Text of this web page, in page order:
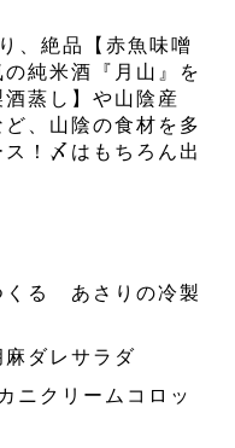
、絶品【赤魚味噌
純米酒『月山』を
蒸し】や山陰産
ど、山陰の食材を多
！〆はもちろん出
くる あさりの冷製
麻ダレサラダ
ニクリームコロッ